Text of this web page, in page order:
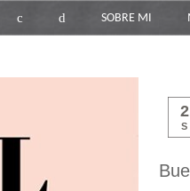
c d SOBRE MI